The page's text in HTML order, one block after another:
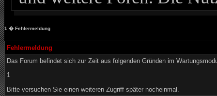
1 � Fehlermeldung
Fehlermeldung
Das Forum befindet sich zur Zeit aus folgenden Gründen im
1
Bitte versuchen Sie einen weiteren Zugriff später nocheinmal.